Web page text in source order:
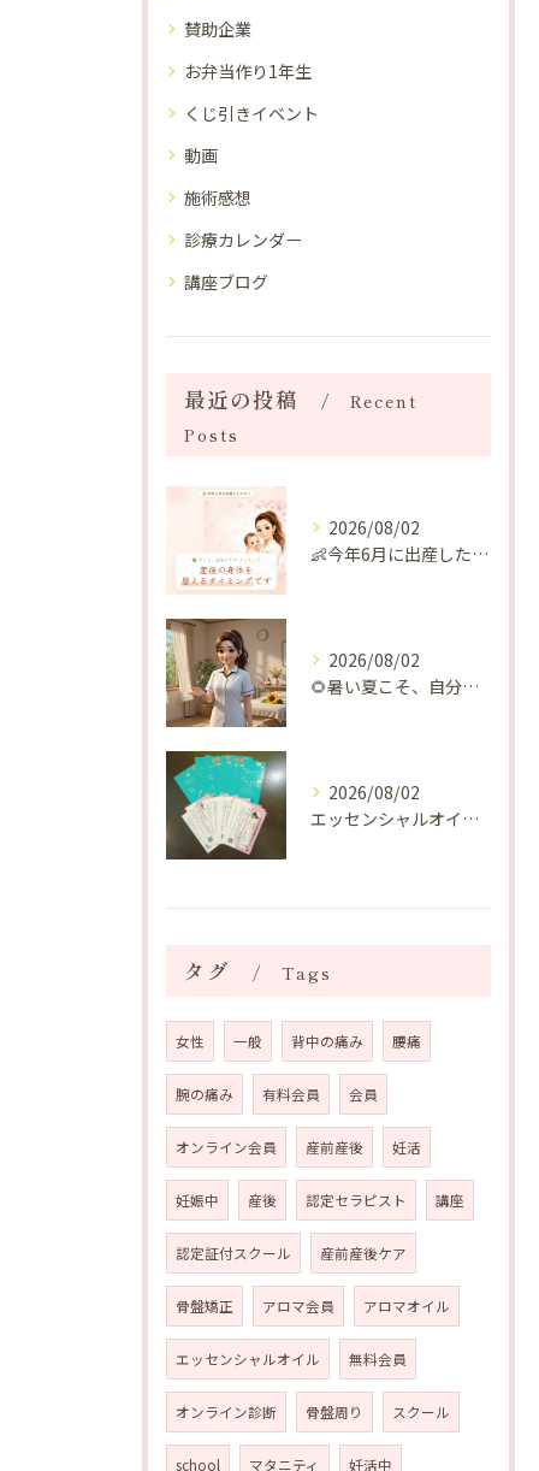
賛助企業
お弁当作り1年生
くじ引きイベント
動画
施術感想
診療カレンダー
講座ブログ
最近の投稿
Recent
Posts
2026/08/02
👶今年6月に出産したママへ♡
2026/08/02
🌻暑い夏こそ、自分の身体を整える時間を♡
2026/08/02
エッセンシャルオイルプレゼントご当選番号発表 2026年8月
タグ Tags
女性 一般 背中の痛み 腰痛
腕の痛み 有料会員 会員
オンライン会員 産前産後 妊活
妊娠中 産後 認定セラピスト 講座
認定証付スクール 産前産後ケア
骨盤矯正 アロマ会員 アロマオイル
エッセンシャルオイル 無料会員
オンライン診断 骨盤周り スクール
school マタニティ 妊活中